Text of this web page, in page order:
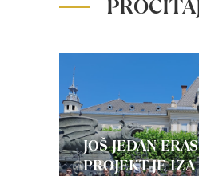
JOŠ JEDAN
PROJEKT JE IZA